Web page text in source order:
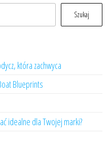
Szukaj
która zachwyca
Blueprints
idealne dla Twojej marki?